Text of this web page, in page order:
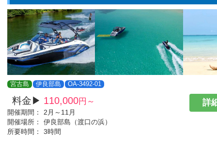
宮古島 伊良部島 OA-3492-01
料金▶ 110,000円～
開催期間：
2月～11月
開催場所：
伊良部島（渡口の浜）
所要時間：
3時間
詳